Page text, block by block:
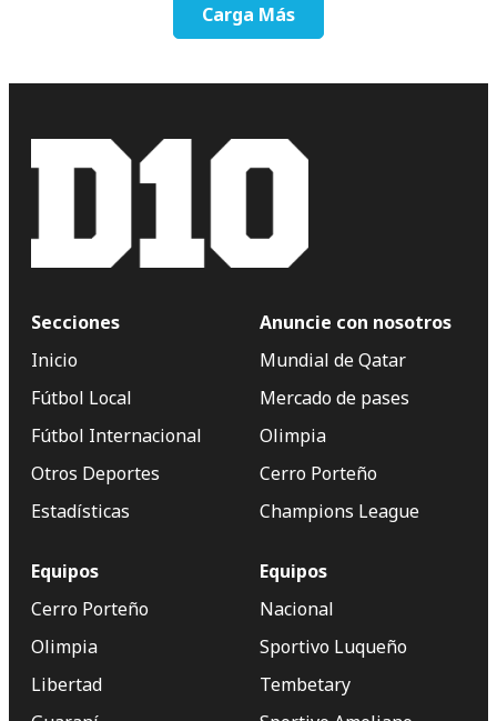
Carga Más
Secciones
Inicio
Fútbol Local
Fútbol Internacional
Otros Deportes
Estadísticas
Anuncie con nosotros
Mundial de Qatar
Mercado de pases
Olimpia
Cerro Porteño
Champions League
Equipos
Cerro Porteño
Olimpia
Libertad
Equipos
Nacional
Sportivo Luqueño
Tembetary